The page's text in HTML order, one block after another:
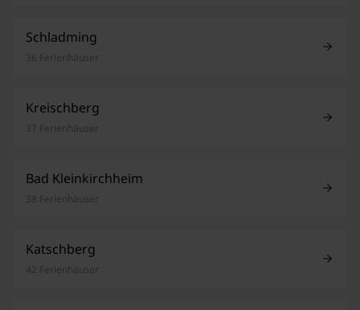
Schladming
36 Ferienhäuser
Kreischberg
37 Ferienhäuser
Bad Kleinkirchheim
38 Ferienhäuser
Katschberg
42 Ferienhäuser